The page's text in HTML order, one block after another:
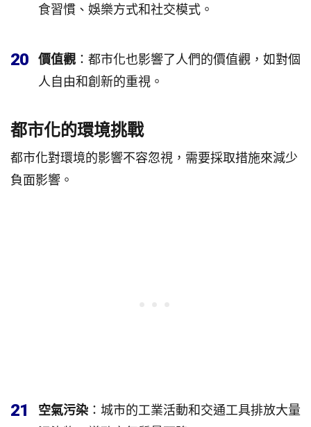
食習慣、娛樂方式和社交模式。
20 價值觀 ：都市化也影響了人們的價值觀，如對個
人自由和創新的重視。
都市化的環境挑戰
都市化對環境的影響不容忽視，需要採取措施來減少
負面影響。
21 空氣污染 ：城市的工業活動和交通工具排放大量